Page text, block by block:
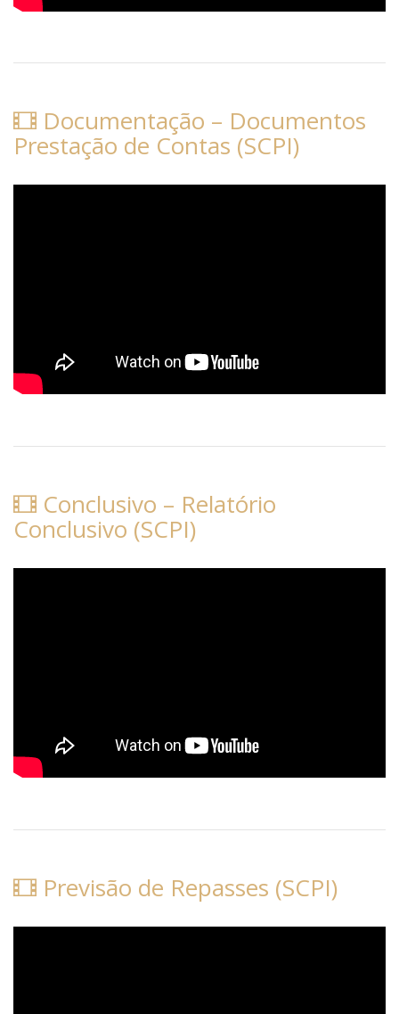
Documentação – Documentos
Prestação de Contas (SCPI)
Conclusivo – Relatório
Conclusivo (SCPI)
Previsão de Repasses (SCPI)